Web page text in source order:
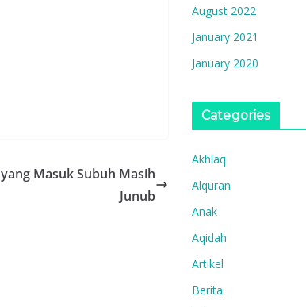
Masuk Subuh Masih
Junub
August 2022
January 2021
January 2020
Categories
Akhlaq
Alquran
Anak
Aqidah
Artikel
Berita